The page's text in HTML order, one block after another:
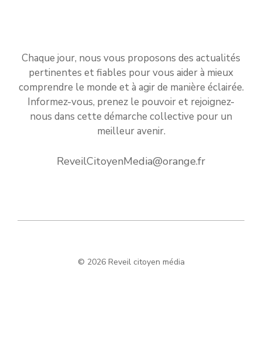
Chaque jour, nous vous proposons des actualités
pertinentes et fiables pour vous aider à mieux
comprendre le monde et à agir de manière éclairée.
Informez-vous, prenez le pouvoir et rejoignez-
nous dans cette démarche collective pour un
meilleur avenir.
ReveilCitoyenMedia@orange.fr
© 2026 Reveil citoyen média